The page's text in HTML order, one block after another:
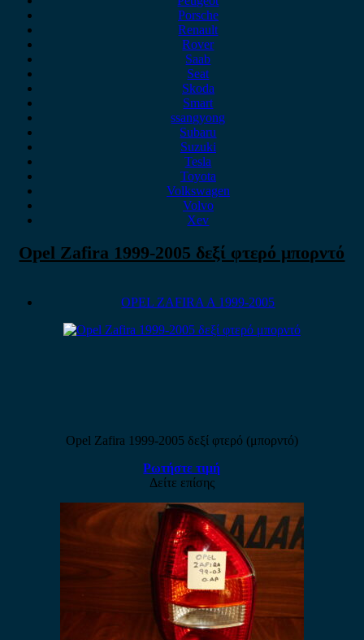
Porsche
Renault
Rover
Saab
Seat
Skoda
Smart
ssangyong
Subaru
Suzuki
Tesla
Toyota
Volkswagen
Volvo
Xev
Opel Zafira 1999-2005 δεξί φτερό μπορντό
OPEL ZAFIRA A 1999-2005
Opel Zafira 1999-2005 δεξί φτερό (μπορντό)
Ρωτήστε τιμή
Δείτε επίσης